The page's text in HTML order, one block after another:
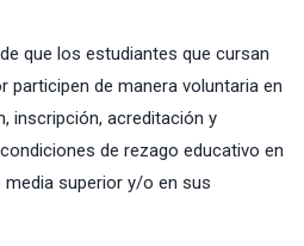
que los estudiantes que cursan
participen de manera voluntaria en
inscripción, acreditación y
de rezago educativo en
superior y/o en sus